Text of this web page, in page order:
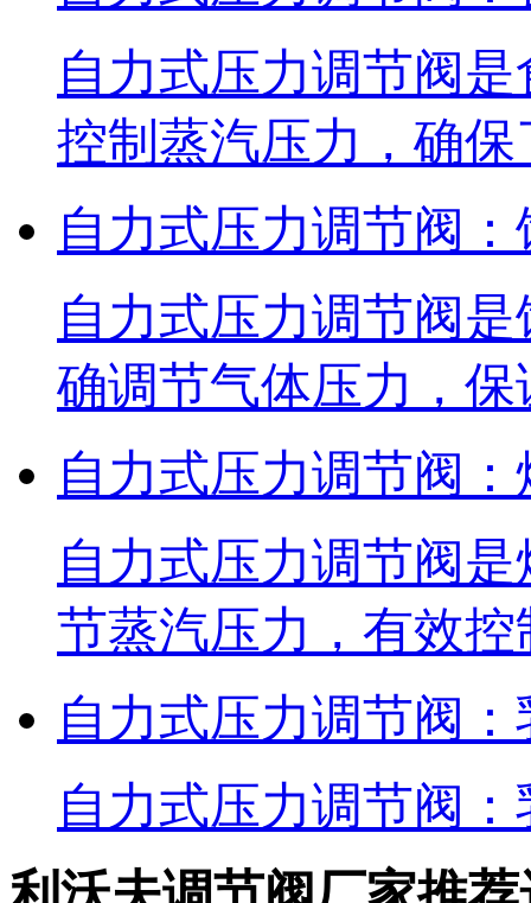
自力式压力调节阀
控制蒸汽压力，确
自力式压力调节阀
自力式压力调节阀
确调节气体压力，
自力式压力调节阀
自力式压力调节阀
节蒸汽压力，有效
自力式压力调节阀
自力式压力调节阀